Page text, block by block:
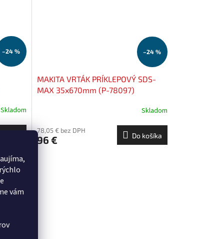
vám
–24 %
Skladom
–24 %
MAKITA VRTÁK PRÍKLEPOVÝ SDS-
MAX 35x670mm (P-78097)
Skladom
78,05 € bez DPH
96 € Do košíka